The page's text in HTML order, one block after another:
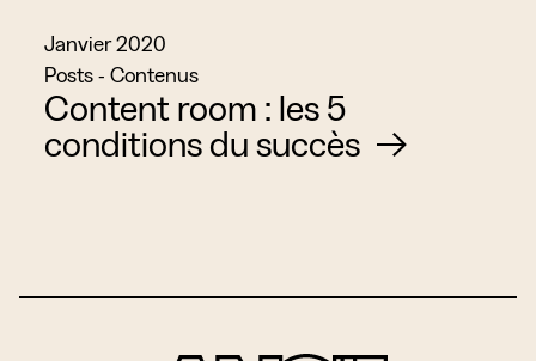
janvier 2020
Posts - Contenus
Content room : les 5
conditions du succès